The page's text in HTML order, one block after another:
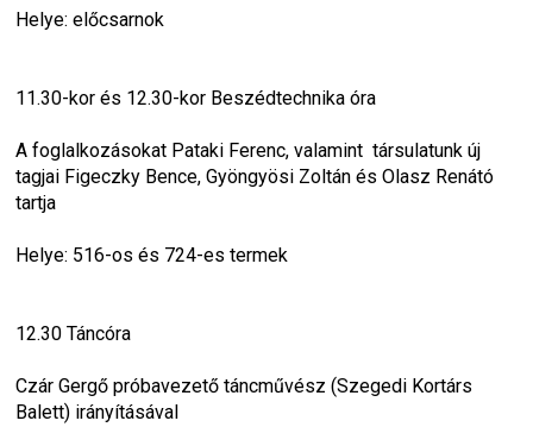
Helye: előcsarnok
11.30-kor és 12.30-kor Beszédtechnika óra
A foglalkozásokat Pataki Ferenc, valamint  társulatunk új
tagjai Figeczky Bence, Gyöngyösi Zoltán és Olasz Renátó
tartja
Helye: 516-os és 724-es termek
12.30 Táncóra
Czár Gergő próbavezető táncművész (Szegedi Kortárs
Balett) irányításával